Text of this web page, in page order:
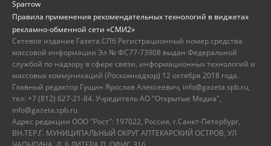
Sparrow
Правила применения рекомендательных технологий в виджетах
рекламно-обменной сети «СМИ2»
Сетевое издание Газета.СПб Регистрационный номер средства
массовой информации Эл № ФС77-73908 выдан Федеральной
службой по надзору в сфере связи, информационных технологий и
массовых коммуникаций (Роскомнадзор) 12 октября 2018 года.
Главный редактор Гущин Ярослав Алексеевич, info@gazeta.spb.ru,
тел: +7 (812) 627-21-84. Учредитель АО "Открытые Медиа",
info@gazeta.spb.ru
Адрес редакции ООО "Рост": 197022, Россия, г.Санкт-Петербург,
ВН.ТЕР.Г. МУНИЦИПАЛЬНЫЙ ОКРУГ АПТЕКАРСКИЙ ОСТРОВ, УЛ